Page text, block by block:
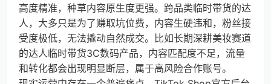
高度精准，种草内容原生度更强。跨品类临时带货的达
人，大多只是为了赚取坑位费，内容生硬违和，粉丝接
受度极低，无法撬动自然成交。比如长期深耕美妆赛道
的达人临时带货3C数码产品，内容匹配度不足，流量
和转化都会出现明显断层，属于高风险合作账号。